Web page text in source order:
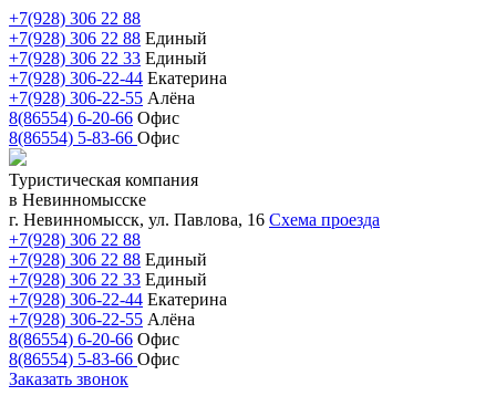
+7(928) 306 22 88
+7(928) 306 22 88 Единый
+7(928) 306 22 33 Единый
+7(928) 306-22-44 Екатерина
+7(928) 306-22-55 Алёна
8(86554) 6-20-66 Офис
8(86554) 5-83-66 Офис
Туристическая компания
в Невинномысске
г. Невинномысск, ул. Павлова, 16 Схема проезда
+7(928) 306 22 88
+7(928) 306 22 88 Единый
+7(928) 306 22 33 Единый
+7(928) 306-22-44 Екатерина
+7(928) 306-22-55 Алёна
8(86554) 6-20-66 Офис
8(86554) 5-83-66 Офис
Заказать звонок